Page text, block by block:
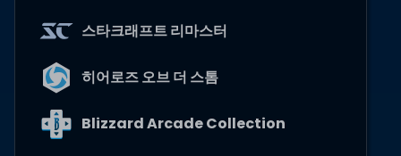
스타크래프트 리마스터
히어로즈 오브 더 스톰
Blizzard Arcade Collection